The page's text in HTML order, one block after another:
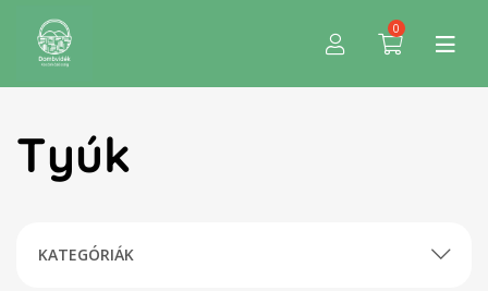
0
Tyúk
KATEGÓRIÁK